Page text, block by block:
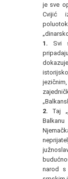
je sve
Cvijić
1. Svi
2. Taj
Balkanu
narod s